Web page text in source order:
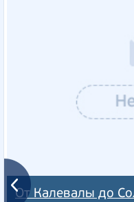
От Калевалы до